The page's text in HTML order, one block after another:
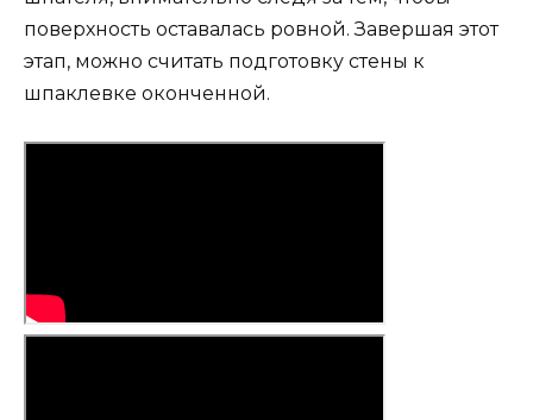
поверхность оставалась ровной. Завершая этот
этап, можно считать подготовку стены к
шпаклевке оконченной.